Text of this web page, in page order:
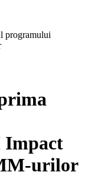
Impact
urilor